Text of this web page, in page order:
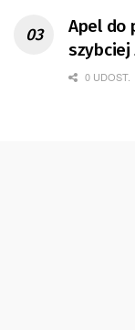
Apel do
szybciej
0 UDOST.